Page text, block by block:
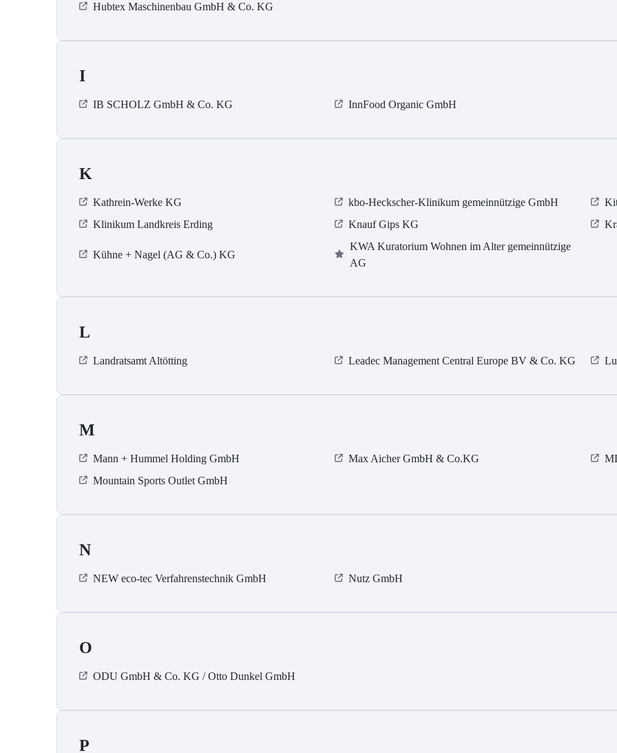
Hubtex Maschinenbau GmbH & Co. KG
I
IB SCHOLZ GmbH & Co. KG InnFood Organic GmbH
K
Kathrein-Werke KG kbo-Heckscher-Klinikum gemeinnützige GmbH
Klinikum Landkreis Erding
Knauf Gips KG
Kühne + Nagel (AG & Co.) KG
KWA Kuratorium Wohnen im Alter gemeinnützige
AG
L
Landratsamt Altötting Leadec Management Central Europe BV & Co. KG
M
Mann + Hummel Holding GmbH Max Aicher GmbH & Co.KG
Mountain Sports Outlet GmbH
N
NEW eco-tec Verfahrenstechnik GmbH Nutz GmbH
O
ODU GmbH & Co. KG / Otto Dunkel GmbH
P